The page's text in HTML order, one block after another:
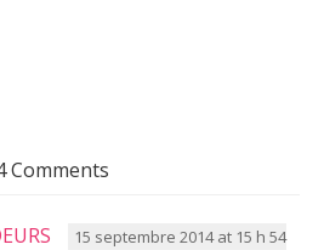
Comments
15 septembre 2014 at 15 h 54